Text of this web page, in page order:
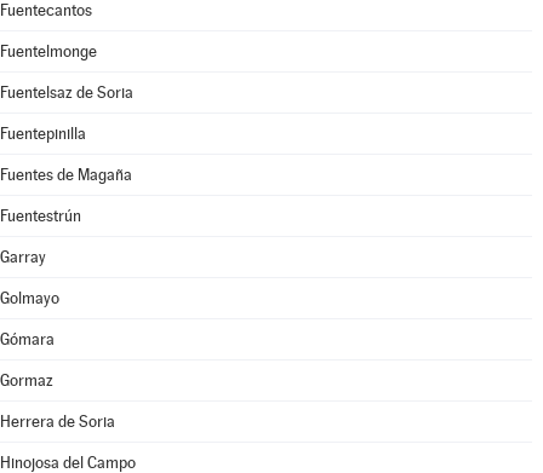
Fuentecantos
Fuentelmonge
Fuentelsaz de Soria
Fuentepinilla
Fuentes de Magaña
Fuentestrún
Garray
Golmayo
Gómara
Gormaz
Herrera de Soria
Hinojosa del Campo